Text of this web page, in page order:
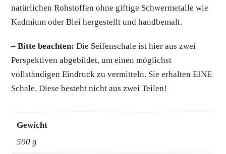
natürlichen Rohstoffen ohne giftige Schwermetalle wie
Kadmium oder Blei hergestellt und handbemalt.
– Bitte beachten: Die Seifenschale ist hier aus zwei
Perspektiven abgebildet, um einen möglichst
vollständigen Eindruck zu vermitteln. Sie erhalten EINE
Schale. Diese besteht nicht aus zwei Teilen!
Gewicht
500 g